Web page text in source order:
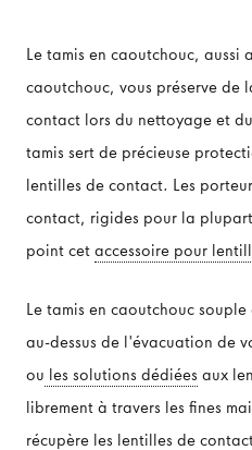
Lentilles toriques
Lentilles de couleur
Entretien lentilles de contact
Accessoires lentilles de contact
Le tamis en caoutchouc, aussi
caoutchouc, vous préserve de
contact lors du nettoyage et
tamis sert de précieuse
lentilles de contact. Les
contact, rigides pour la
point cet accessoire pour
Le tamis en caoutchouc
au-dessus de l'évacuation de
ou les solutions dédiées aux
librement à travers les fines
récupère les lentilles de